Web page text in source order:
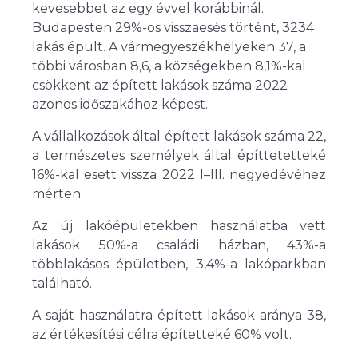
kevesebbet az egy évvel korábbinál.
Budapesten 29%-os visszaesés történt, 3234
lakás épült. A vármegyeszékhelyeken 37, a
többi városban 8,6, a községekben 8,1%-kal
csökkent az épített lakások száma 2022
azonos időszakához képest.
A vállalkozások által épített lakások száma 22,
a természetes személyek által építtetetteké
16%-kal esett vissza 2022 I–III. negyedévéhez
mérten.
Az új lakóépületekben használatba vett
lakások 50%-a családi házban, 43%-a
többlakásos épületben, 3,4%-a lakóparkban
található.
A saját használatra épített lakások aránya 38,
az értékesítési célra építetteké 60% volt.